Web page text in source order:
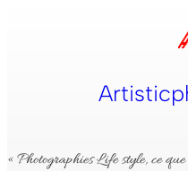
« Photographies Life style, ce